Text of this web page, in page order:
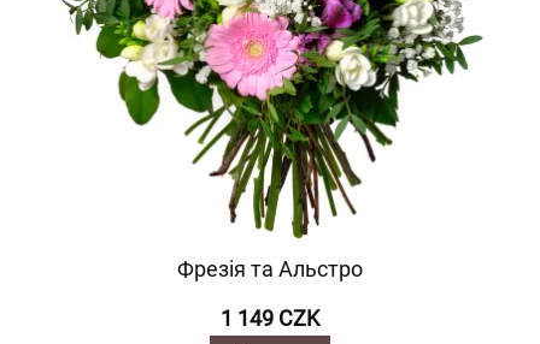
Фрезія та Альстро
1 149 CZK